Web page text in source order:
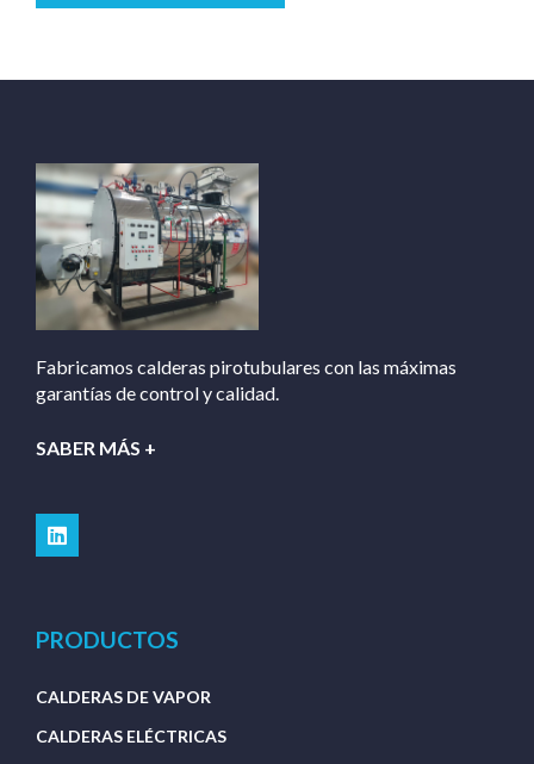
Fabricamos calderas pirotubulares con las máximas
garantías de control y calidad.
SABER MÁS +
PRODUCTOS
CALDERAS DE VAPOR
CALDERAS ELÉCTRICAS